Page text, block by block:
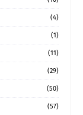
(4)
(1)
(11)
(29)
(50)
(57)